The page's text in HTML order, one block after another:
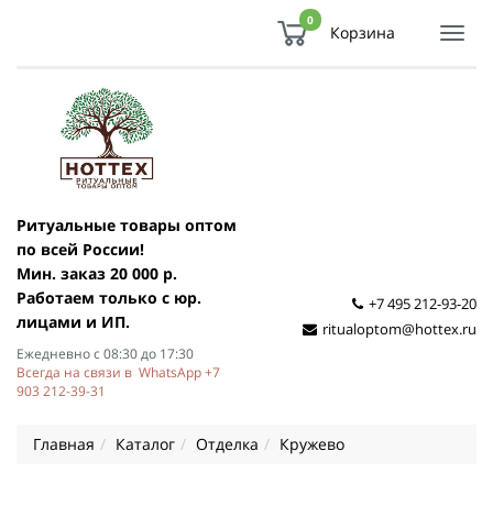
0
Корзина
Ритуальные товары оптом
по всей России!
Мин. заказ 20 000 р.
Работаем только с юр.
лицами и ИП.
Ежедневно с 08:30 до 17:30
Всегда на связи в WhatsApp +7
903 212-39-31
+7 495 212-93-20
ritualoptom@hottex.ru
Главная Каталог Отделка Кружево